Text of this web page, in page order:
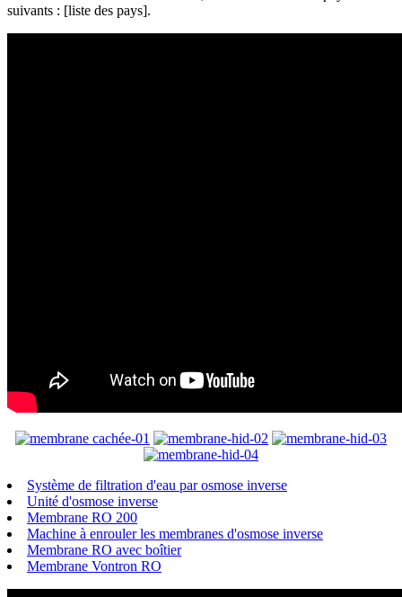
suivants : [liste des pays].
Système de filtration d'eau par osmose inverse
Unité d'osmose inverse
Membrane RO 200
Machine à enrouler les membranes d'osmose inverse
Membrane RO avec boîtier
Membrane Vontron RO